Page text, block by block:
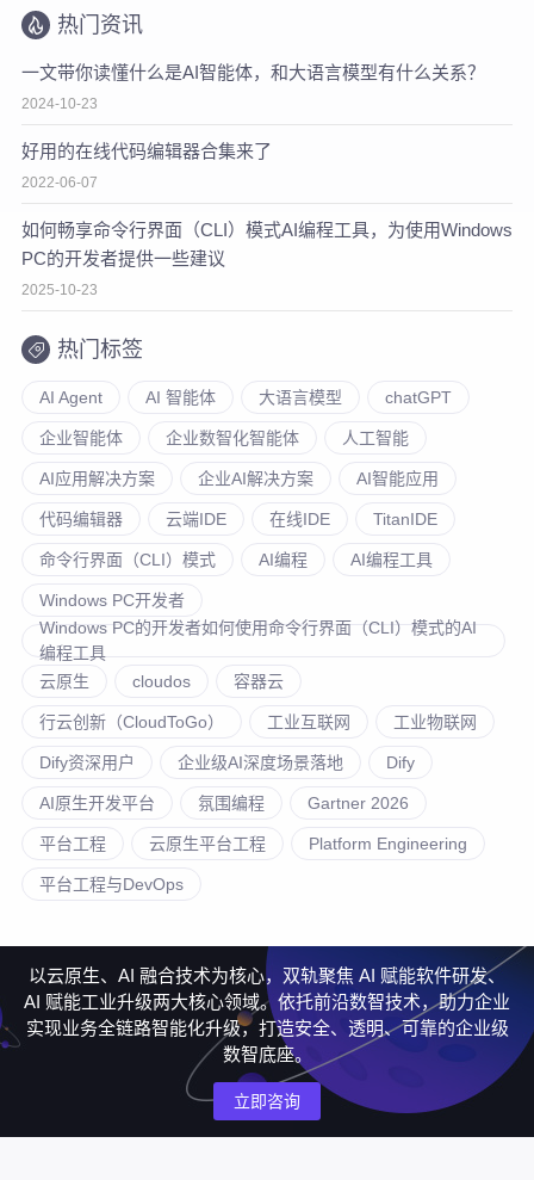
热门资讯
一文带你读懂什么是AI智能体，和大语言模型有什么关系？
2024-10-23
好用的在线代码编辑器合集来了
2022-06-07
如何畅享命令行界面（CLI）模式AI编程工具，为使用Windows
PC的开发者提供一些建议
2025-10-23
热门标签
AI Agent AI 智能体 大语言模型 chatGPT
企业智能体 企业数智化智能体 人工智能
AI应用解决方案 企业AI解决方案 AI智能应用
代码编辑器 云端IDE 在线IDE TitanIDE
命令行界面（CLI）模式 AI编程 AI编程工具
Windows PC开发者
Windows PC的开发者如何使用命令行界面（CLI）模式的AI
编程工具
云原生
cloudos 容器云
行云创新（CloudToGo） 工业互联网 工业物联网
Dify资深用户 企业级AI深度场景落地 Dify
AI原生开发平台 氛围编程 Gartner 2026
平台工程 云原生平台工程 Platform Engineering
平台工程与DevOps
以云原生、AI 融合技术为核心，双轨聚焦 AI 赋能软件研发、
AI 赋能工业升级两大核心领域。依托前沿数智技术，助力企业
实现业务全链路智能化升级，打造安全、透明、可靠的企业级
数智底座。
立即咨询